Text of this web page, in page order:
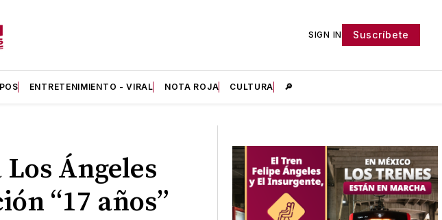
SIGN IN Suscríbete
ENTRETENIMIENTO - VIRAL NOTA ROJA CULTURA 🔎
Ángeles
“17 años”